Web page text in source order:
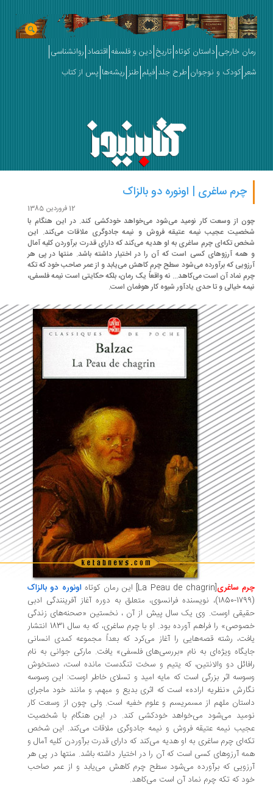
خارجی داستان کوتاه تاریخ دین و فلسفه اقتصاد روانشناسی
کودک و نوجوان طرح جلد فیلم طنز ریشه‌ها پس از کتاب
چرم ساغری | اونوره دو بالزاک
از وسعت کار نومید می‌شود می‌خواهد خودکشی کند. در این هنگام با
عجیب نیمه عتیقه فروش و نیمه جادوگری ملاقات می‌کند. این
تکه‌ای چرم ساغری به او هدیه می‌کند که دارای قدرت برآوردن کلیه آمال
آرزوهای کسی است که آن را در اختیار داشته باشد. منتها در پی هر
که برآورده می‌شود سطح چرم کاهش می‌یابد و از عمر صاحب خود که تکه
نماد آن است می‌کاهد... نه واقعاً یک رمان،‌ بلکه حکایتی است نیمه فلسفی،
خیالی و تا حدی یادآور شیوه کار هوفمان است.
ساغری [
La Peau de chagrin] این رمان کوتاه اونوره دو بالزاک
(1799-1850)،‌ نویسنده فرانسوی،‌ متعلق به دوره آغاز آفرینندگی ادبی
اوست. وی یک سال پیش از آن ، ‌نخستین «صحنه‌های زندگی
خصوصی» را فراهم آورده بود. او با چرم ساغری، ‌که به سال 1831 انتشار
‌رشته قصه‌هایی را آغاز می‌کرد که بعداً مجموعه کمدی انسانی
ویژه‌ای به نام «بررسی‌های فلسفی» یافت. مارکی جوانی به نام
دو والانتین، که یتیم و سخت تنگدست مانده است،‌ دستخوش
اثر بزرگی است که مایه امید و تسلای خاطر اوست: این وسوسه
«نظریه اراده» است که اثری بدیع و مبهم، و مانند خود ماجرای
ملهم از مسمریسم و علوم خفیه است. ولی چون از وسعت کار
می‌شود می‌خواهد خودکشی کند. در این هنگام با شخصیت
نیمه عتیقه فروش و نیمه جادوگری ملاقات می‌کند. این شخص
چرم ساغری به او هدیه می‌کند که دارای قدرت برآوردن کلیه آمال و
آرزوهای کسی است که آن را در اختیار داشته باشد. منتها در پی هر
که برآورده می‌شود سطح چرم کاهش می‌یابد و از عمر صاحب
که تکه چرم نماد آن است می‌کاهد.